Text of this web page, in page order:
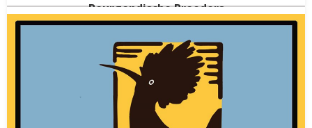
Bourgondische Broeders
Lichtenvoorde
Gelderland (NED)
Gestopt in